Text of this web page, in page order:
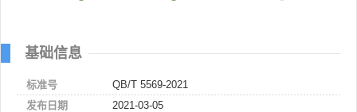
基础信息
标准号
QB/T 5569-2021
发布日期
2021-03-05